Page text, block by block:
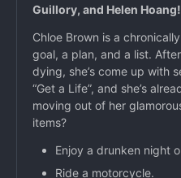
Guillory, and Helen Hoang!
Chloe Brown is a
goal, a plan, and a list.
dying, she’s come up with
“Get a Life”, and she’s
moving out of her
items?
Enjoy a drunken night
Ride a motorcycle.